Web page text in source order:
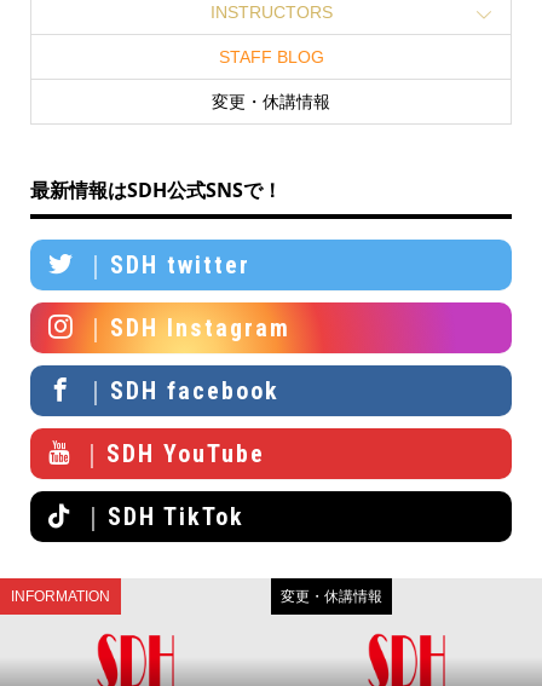
INSTRUCTORS
STAFF BLOG
変更・休講情報
最新情報はSDH公式SNSで！
｜SDH twitter
｜SDH Instagram
｜SDH facebook
｜SDH YouTube
｜SDH TikTok
INFORMATION 変更・休講情報